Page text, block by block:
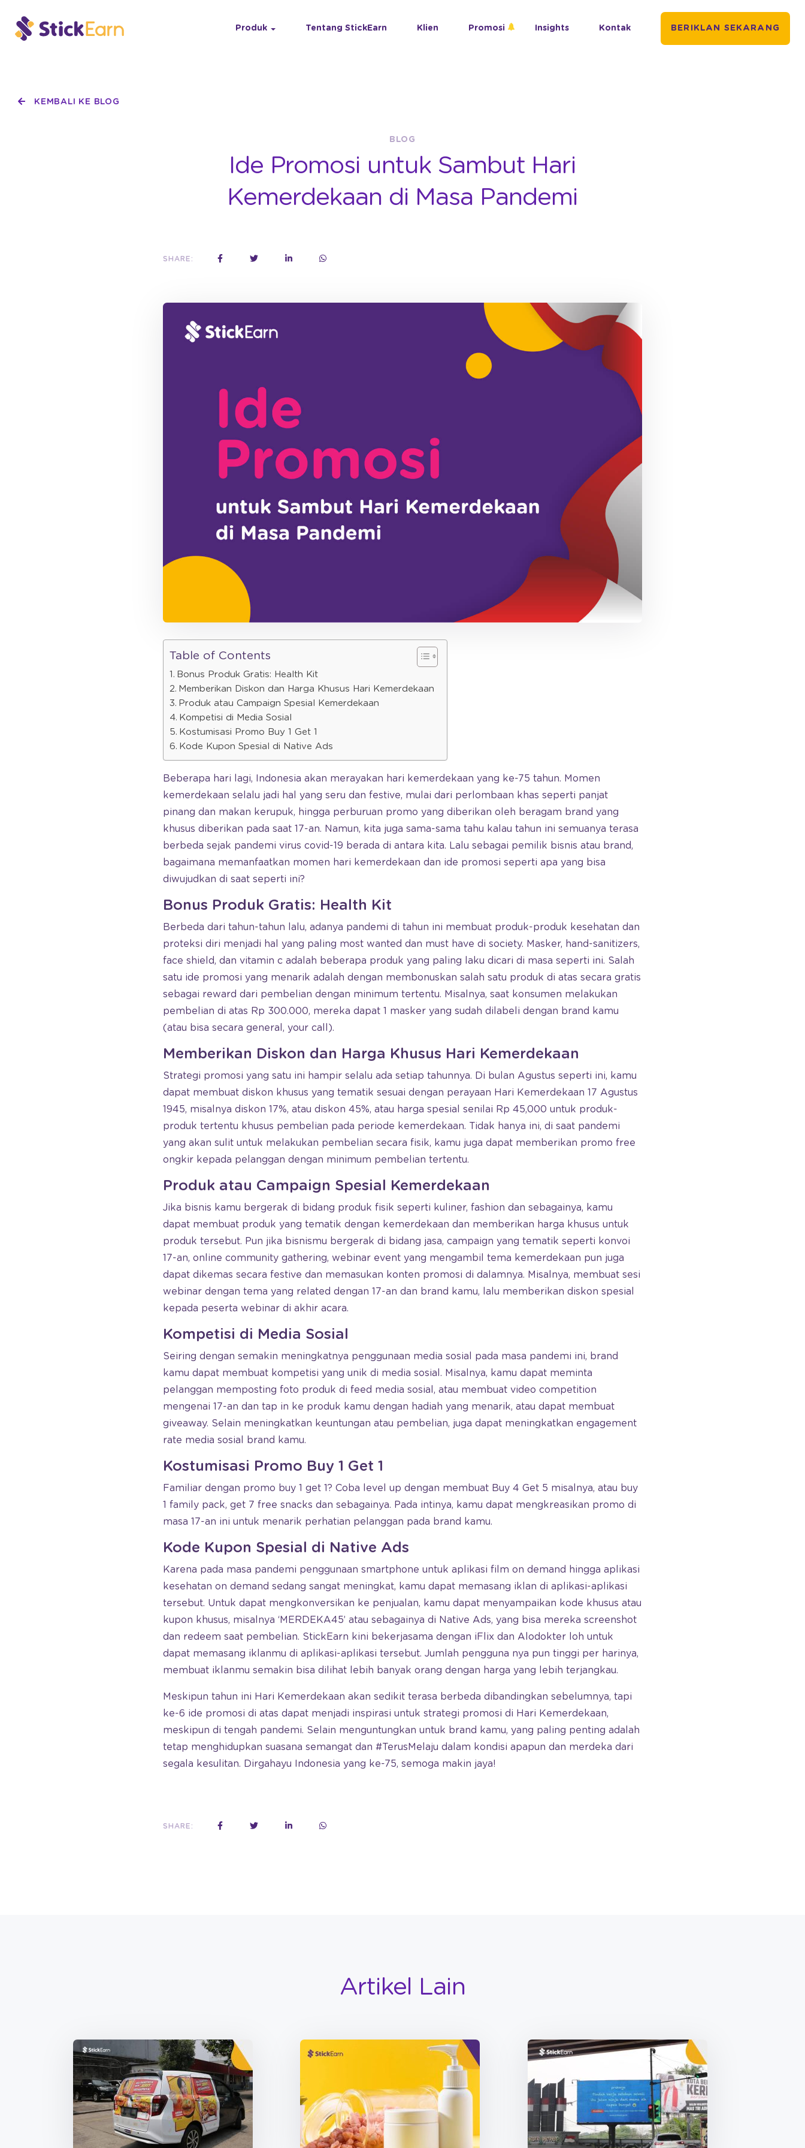
Produk Tentang StickEarn Klien Promosi Insights Kontak BERIKLAN SEKARANG
KEMBALI KE BLOG
BLOG
Ide Promosi untuk Sambut Hari
Kemerdekaan di Masa Pandemi
SHARE:
Table of Contents
Bonus Produk Gratis: Health Kit
Memberikan Diskon dan Harga Khusus Hari Kemerdekaan
Produk atau Campaign Spesial Kemerdekaan
Kompetisi di Media Sosial
Kostumisasi Promo Buy 1 Get 1
Kode Kupon Spesial di Native Ads
Beberapa hari lagi, Indonesia akan merayakan hari kemerdekaan yang ke-75 tahun. Momen
kemerdekaan selalu jadi hal yang seru dan festive, mulai dari perlombaan khas seperti panjat
pinang dan makan kerupuk, hingga perburuan promo yang diberikan oleh beragam brand yang
khusus diberikan pada saat 17-an. Namun, kita juga sama-sama tahu kalau tahun ini semuanya terasa
berbeda sejak pandemi virus covid-19 berada di antara kita. Lalu sebagai pemilik bisnis atau brand,
bagaimana memanfaatkan momen hari kemerdekaan dan ide promosi seperti apa yang bisa
diwujudkan di saat seperti ini?
Bonus Produk Gratis: Health Kit
Berbeda dari tahun-tahun lalu, adanya pandemi di tahun ini membuat produk-produk kesehatan dan
proteksi diri menjadi hal yang paling most wanted dan must have di society. Masker, hand-sanitizers,
face shield, dan vitamin c adalah beberapa produk yang paling laku dicari di masa seperti ini. Salah
satu ide promosi yang menarik adalah dengan membonuskan salah satu produk di atas secara gratis
sebagai reward dari pembelian dengan minimum tertentu. Misalnya, saat konsumen melakukan
pembelian di atas Rp 300.000, mereka dapat 1 masker yang sudah dilabeli dengan brand kamu
(atau bisa secara general, your call).
Memberikan Diskon dan Harga Khusus Hari Kemerdekaan
Strategi promosi yang satu ini hampir selalu ada setiap tahunnya. Di bulan Agustus seperti ini, kamu
dapat membuat diskon khusus yang tematik sesuai dengan perayaan Hari Kemerdekaan 17 Agustus
1945, misalnya diskon 17%, atau diskon 45%, atau harga spesial senilai Rp 45,000 untuk produk-
produk tertentu khusus pembelian pada periode kemerdekaan. Tidak hanya ini, di saat pandemi
yang akan sulit untuk melakukan pembelian secara fisik, kamu juga dapat memberikan promo free
ongkir kepada pelanggan dengan minimum pembelian tertentu.
Produk atau Campaign Spesial Kemerdekaan
Jika bisnis kamu bergerak di bidang produk fisik seperti kuliner, fashion dan sebagainya, kamu
dapat membuat produk yang tematik dengan kemerdekaan dan memberikan harga khusus untuk
produk tersebut. Pun jika bisnismu bergerak di bidang jasa, campaign yang tematik seperti konvoi
17-an, online community gathering, webinar event yang mengambil tema kemerdekaan pun juga
dapat dikemas secara festive dan memasukan konten promosi di dalamnya. Misalnya, membuat sesi
webinar dengan tema yang related dengan 17-an dan brand kamu, lalu memberikan diskon spesial
kepada peserta webinar di akhir acara.
Kompetisi di Media Sosial
Seiring dengan semakin meningkatnya penggunaan media sosial pada masa pandemi ini, brand
kamu dapat membuat kompetisi yang unik di media sosial. Misalnya, kamu dapat meminta
pelanggan memposting foto produk di feed media sosial, atau membuat video competition
mengenai 17-an dan tap in ke produk kamu dengan hadiah yang menarik, atau dapat membuat
giveaway. Selain meningkatkan keuntungan atau pembelian, juga dapat meningkatkan engagement
rate media sosial brand kamu.
Kostumisasi Promo Buy 1 Get 1
Familiar dengan promo buy 1 get 1? Coba level up dengan membuat Buy 4 Get 5 misalnya, atau buy
1 family pack, get 7 free snacks dan sebagainya. Pada intinya, kamu dapat mengkreasikan promo di
masa 17-an ini untuk menarik perhatian pelanggan pada brand kamu.
Kode Kupon Spesial di Native Ads
Karena pada masa pandemi penggunaan smartphone untuk aplikasi film on demand hingga aplikasi
kesehatan on demand sedang sangat meningkat, kamu dapat memasang iklan di aplikasi-aplikasi
tersebut. Untuk dapat mengkonversikan ke penjualan, kamu dapat menyampaikan kode khusus atau
kupon khusus, misalnya ‘MERDEKA45’ atau sebagainya di Native Ads, yang bisa mereka screenshot
dan redeem saat pembelian. StickEarn kini bekerjasama dengan iFlix dan Alodokter loh untuk
dapat memasang iklanmu di aplikasi-aplikasi tersebut. Jumlah pengguna nya pun tinggi per harinya,
membuat iklanmu semakin bisa dilihat lebih banyak orang dengan harga yang lebih terjangkau.
Meskipun tahun ini Hari Kemerdekaan akan sedikit terasa berbeda dibandingkan sebelumnya, tapi
ke-6 ide promosi di atas dapat menjadi inspirasi untuk strategi promosi di Hari Kemerdekaan,
meskipun di tengah pandemi. Selain menguntungkan untuk brand kamu, yang paling penting adalah
tetap menghidupkan suasana semangat dan #TerusMelaju dalam kondisi apapun dan merdeka dari
segala kesulitan. Dirgahayu Indonesia yang ke-75, semoga makin jaya!
SHARE:
Artikel Lain